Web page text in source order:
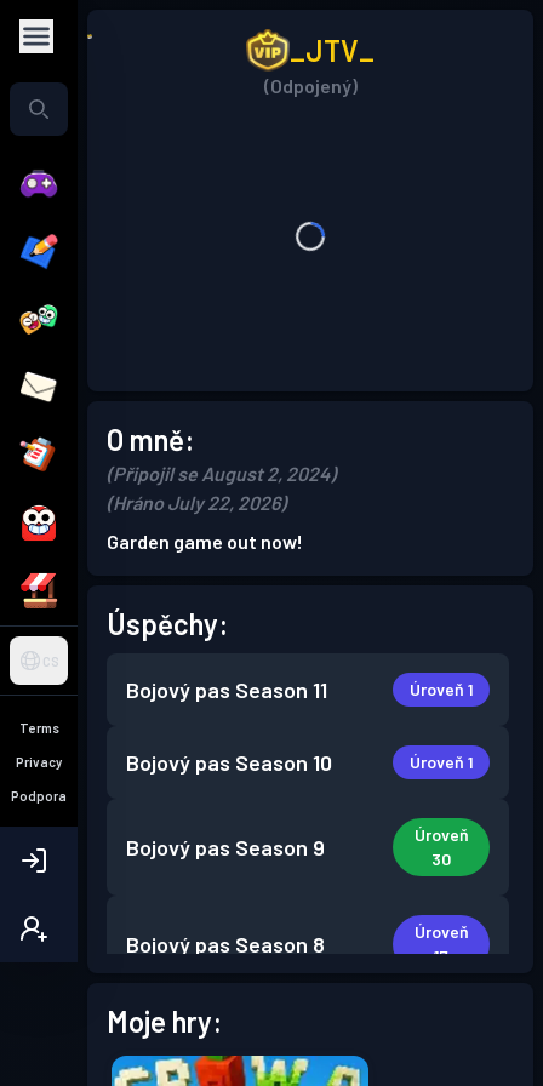
CS
Terms
Privacy
Podpora
_JTV_
(Odpojený)
O mně:
(Připojil se August 2, 2024)
(Hráno July 22, 2026)
Garden game out now!
Úspěchy:
Bojový pas Season 11 Úroveň 1
Bojový pas Season 10 Úroveň 1
Bojový pas Season 9
Úroveň
30
Bojový pas Season 8
Úroveň
17
Bojový pas
Moje hry: